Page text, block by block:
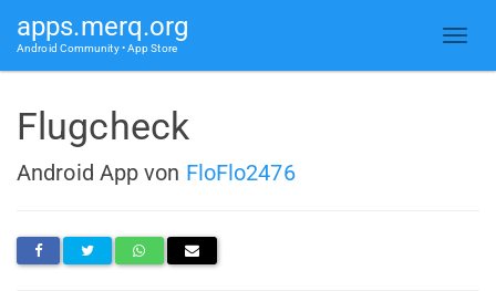
apps.merq.org
Android Community • App Store
Flugcheck
Android App von FloFlo2476